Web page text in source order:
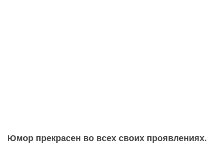
Юмор прекрасен во всех своих проявлениях.